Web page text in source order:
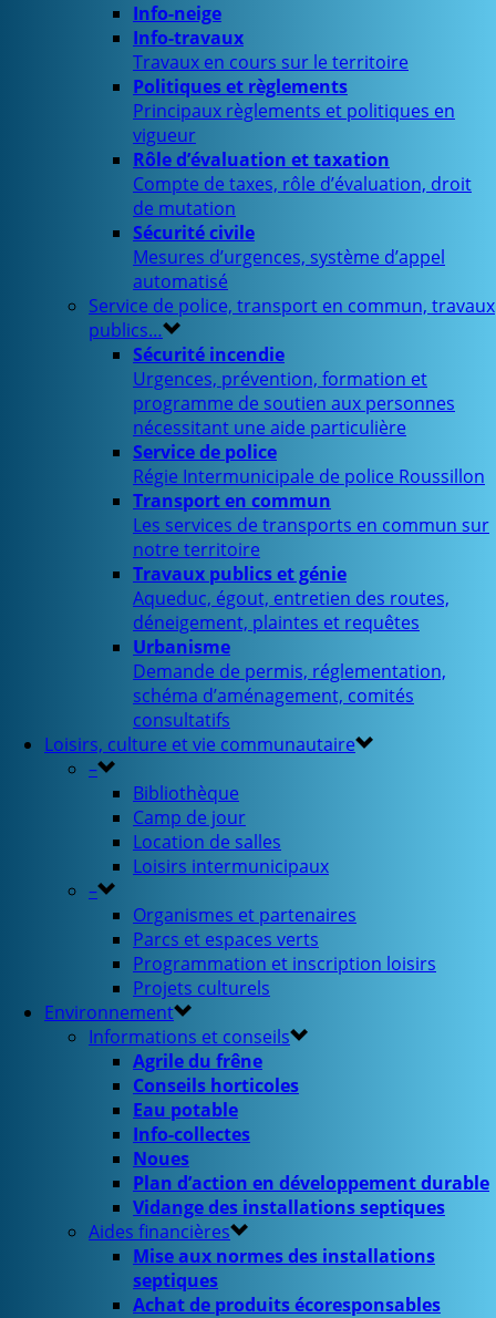
Info-neige
Info-travaux
Travaux en cours sur le territoire
Politiques et règlements
Principaux règlements et politiques en
vigueur
Rôle d’évaluation et taxation
Compte de taxes, rôle d’évaluation, droit
de mutation
Sécurité civile
Mesures d’urgences, système d’appel
automatisé
Service de police, transport en commun, travaux
publics…
Sécurité incendie
Urgences, prévention, formation et
programme de soutien aux personnes
nécessitant une aide particulière
Service de police
Régie Intermunicipale de police Roussillon
Transport en commun
Les services de transports en commun sur
notre territoire
Travaux publics et génie
Aqueduc, égout, entretien des routes,
déneigement, plaintes et requêtes
Urbanisme
Demande de permis, réglementation,
schéma d’aménagement, comités
consultatifs
Loisirs, culture et vie communautaire
–
Bibliothèque
Camp de jour
Location de salles
Loisirs intermunicipaux
–
Organismes et partenaires
Parcs et espaces verts
Programmation et inscription loisirs
Projets culturels
Environnement
Informations et conseils
Agrile du frêne
Conseils horticoles
Eau potable
Info-collectes
Noues
Plan d’action en développement durable
Vidange des installations septiques
Aides financières
Mise aux normes des installations
septiques
Achat de produits écoresponsables